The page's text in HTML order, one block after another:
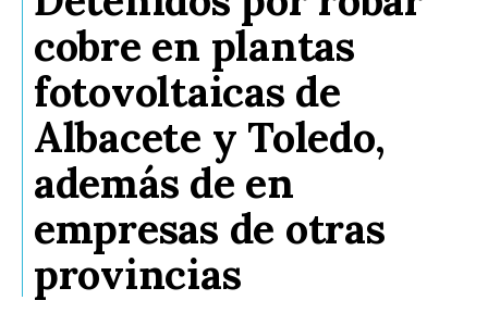
cobre en plantas
fotovoltaicas de
Albacete y Toledo,
además de en
empresas de otras
provincias